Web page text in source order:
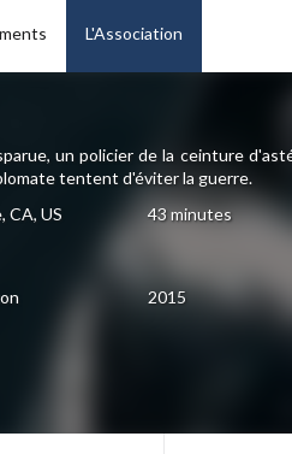
L'Association
un policier de la ceinture
tentent d'éviter la guerre.
CA, US 43 minutes
2015